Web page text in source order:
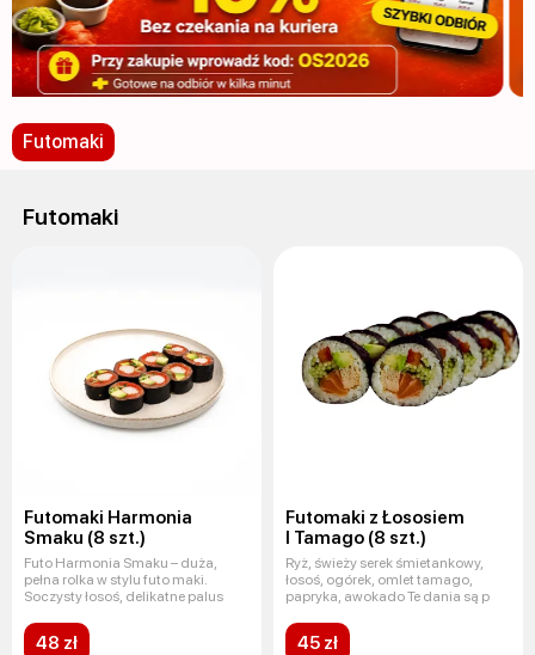
Futomaki
Futomaki
Futomaki Harmonia
Smaku (8 szt.)
Futo Harmonia Smaku – duża,
pełna rolka w stylu futo maki.
Soczysty łosoś, delikatne palus
48 zł
Futomaki z Łososiem
I Tamago (8 szt.)
Ryż, świeży serek śmietankowy,
łosoś, ogórek, omlet tamago,
papryka, awokado Te dania są p
45 zł